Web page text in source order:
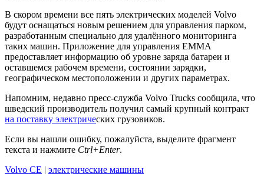
В скором времени все пять электрических моделей Volvo
будут оснащаться новым решением для управления парком,
разработанным специально для удалённого мониторинга
таких машин. Приложение для управления EMMA
предоставляет информацию об уровне заряда батареи и
оставшемся рабочем времени, состоянии зарядки,
географическом местоположении и других параметрах.
Напомним, недавно пресс-служба Volvo Trucks сообщила, что
шведский производитель получил самый крупный контракт
на поставку электрических грузовиков.
Если вы нашли ошибку, пожалуйста, выделите фрагмент
текста и нажмите Ctrl+Enter.
Volvo CE | электрические машины